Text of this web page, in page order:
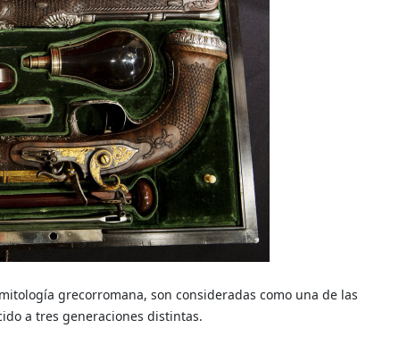
grecorromana, son consideradas como una de las
a tres generaciones distintas.